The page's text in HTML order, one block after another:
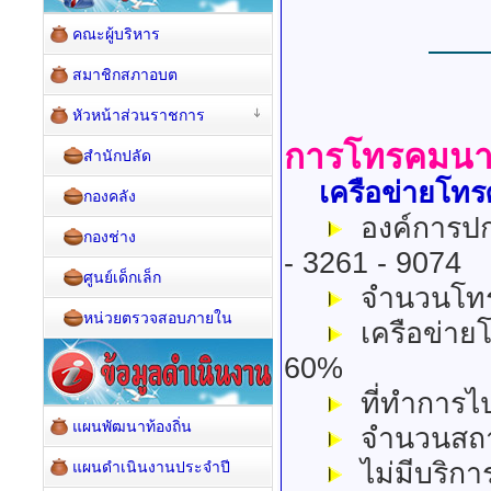
การโทรคมน
เครือข่ายโท
องค์การป
- 3261 - 9074
จำนวนโ
เครือข่าย
60%
ที่ทำการ
จำนวนสถ
ไม่มีบริก
คณะผู้บริหาร
สมาชิกสภาอบต
หัวหน้าส่วนราชการ
สำนักปลัด
กองคลัง
กองช่าง
ศูนย์เด็กเล็ก
หน่วยตรวจสอบภายใน
แผนพัฒนาท้องถิ่น
แผนดำเนินงานประจำปี